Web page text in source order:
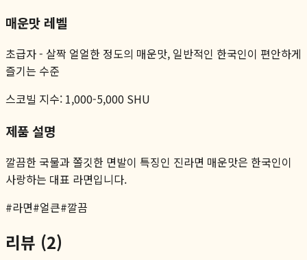
매운맛 레벨
초급자- 살짝 얼얼한 정도의 매운맛, 일반적인 한국인이 편안하게
즐기는 수준
스코빌 지수: 1,000-5,000 SHU
제품 설명
깔끔한 국물과 쫄깃한 면발이 특징인 진라면 매운맛은 한국인이
사랑하는 대표 라면입니다.
#라면#얼큰#깔끔
리뷰 (2)